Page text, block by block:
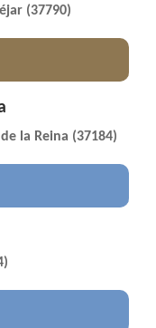
(37790)
la Reina (37184)